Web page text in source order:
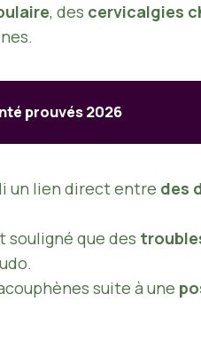
, des cervicalgies
prouvés 2026
un lien direct entre des
que des
suite à une